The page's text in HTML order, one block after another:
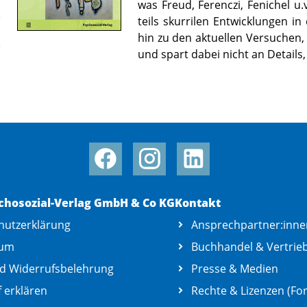
was Freud, Ferenczi, Fenichel
teils skurrilen Entwicklungen
hin zu den aktuellen
und spart dabei nicht an
Verlag GmbH & Co KG
Widerrufsbelehrung
erklären
Kontakt
Buchhandel &
Presse & Medien
Rechte & Lizenzen